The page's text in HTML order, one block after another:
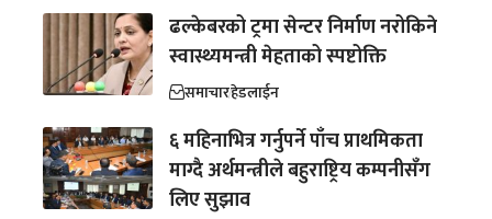
ढल्केबरको ट्रमा सेन्टर निर्माण नरोकिने
स्वास्थ्यमन्त्री मेहताको स्पष्टोक्ति
समाचारहेडलाईन
६ महिनाभित्र गर्नुपर्ने पाँच प्राथमिकता
माग्दै अर्थमन्त्रीले बहुराष्ट्रिय कम्पनीसँग
लिए सुझाव